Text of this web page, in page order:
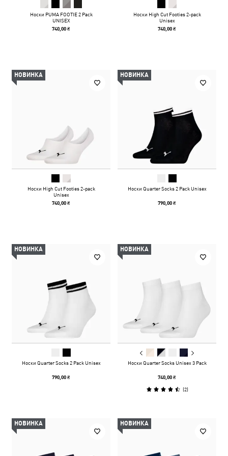
Носки PUMA FOOTIE 2 Pack
UNISEX
740,00 ₴
Носки High Cut Footies 2-pack
Unisex
740,00 ₴
НОВИНКА
Носки High Cut Footies 2-pack
Unisex
740,00 ₴
НОВИНКА
Носки Quarter Socks 2 Pack Unisex
790,00 ₴
НОВИНКА
Носки Quarter Socks 2 Pack Unisex
790,00 ₴
НОВИНКА
Носки Quarter Socks Unisex 3 Pack
740,00 ₴
(2)
НОВИНКА НОВИНКА